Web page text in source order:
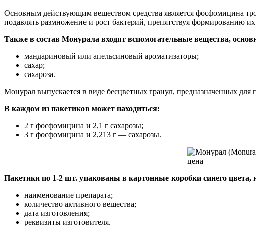
Основным действующим веществом средства является фосфомицина
подавлять размножение и рост бактерий, препятствуя формированию
Также в состав Монурала входят вспомогательные вещества,
мандариновый или апельсиновый ароматизаторы;
сахар;
сахароза.
Монурал выпускается в виде бесцветных гранул, предназначенных
В каждом из пакетиков может находиться:
2 г фосфомицина и 2,1 г сахарозы;
3 г фосфомицина и 2,213 г — сахарозы.
Пакетики по 1-2 шт. упакованы в картонные коробки синего цвета,
наименование препарата;
количество активного вещества;
дата изготовления;
реквизиты изготовителя.